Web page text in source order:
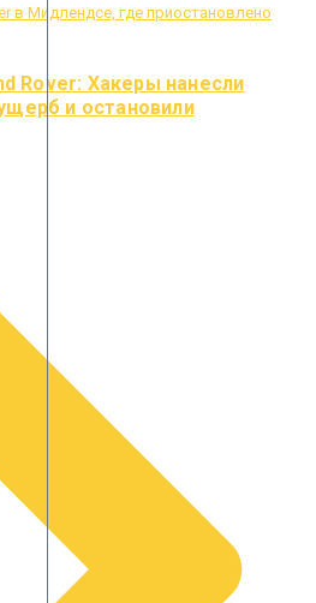
Rover: Хакеры нанесли
и остановили